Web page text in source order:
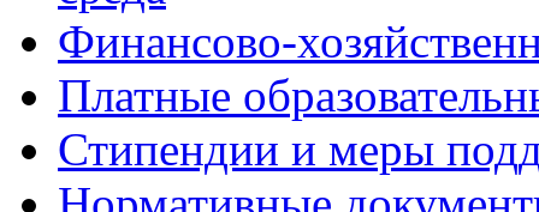
Финансово-
Платные
Стипендии и меры